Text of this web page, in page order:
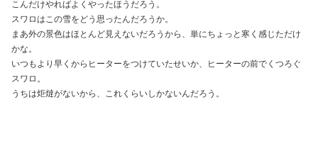
こんだけやればよくやったほうだろう。
スワロはこの雪をどう思ったんだろうか。
まあ外の景色はほとんど見えないだろうから、単にちょっと寒く感じただけ
かな。
いつもより早くからヒーターをつけていたせいか、ヒーターの前でくつろぐ
スワロ。
うちは炬燵がないから、これくらいしかないんだろう。